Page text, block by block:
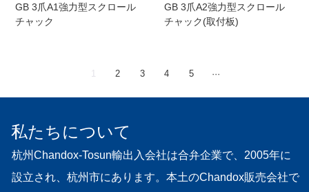
GB 3爪A1強力型スクロール
チャック
GB 3爪A2強力型スクロール
チャック(取付板)
1 2 3 4 5 ···
私たちについて
杭州Chandox-Tosun輸出入会社は合弁企業で、2005年に
設立され、杭州市にあります。本土のChandox販売会社で